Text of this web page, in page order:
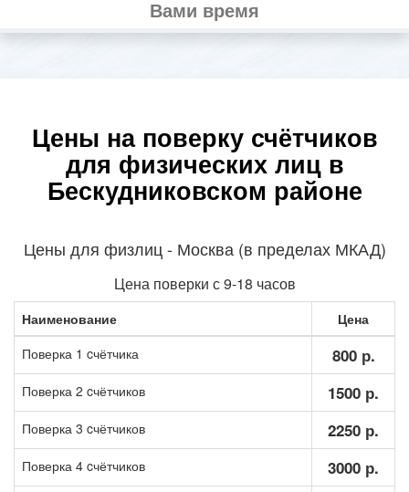
Вами время
Цены на поверку счётчиков
для физических лиц в
Бескудниковском районе
Цены для физлиц - Москва (в пределах МКАД)
Цена поверки с 9-18 часов
Наименование
Цена
Поверка 1 cчётчика
800 р.
Поверка 2 cчётчиков 1500 р.
Поверка 3 cчётчиков 2250 р.
Поверка 4 cчётчиков 3000 р.